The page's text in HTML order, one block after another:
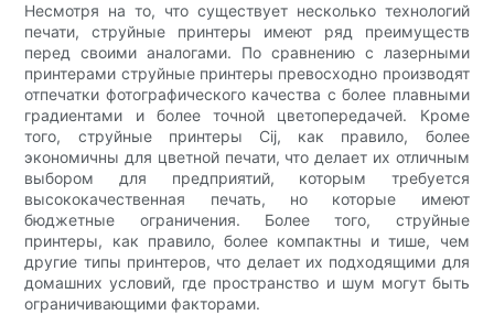
Несмотря на то, что существует несколько технологий
печати, струйные принтеры имеют ряд преимуществ
перед своими аналогами. По сравнению с лазерными
принтерами струйные принтеры превосходно производят
отпечатки фотографического качества с более плавными
градиентами и более точной цветопередачей. Кроме
того, струйные принтеры Cij, как правило, более
экономичны для цветной печати, что делает их отличным
выбором для предприятий, которым требуется
высококачественная печать, но которые имеют
бюджетные ограничения. Более того, струйные
принтеры, как правило, более компактны и тише, чем
другие типы принтеров, что делает их подходящими для
домашних условий, где пространство и шум могут быть
ограничивающими факторами.